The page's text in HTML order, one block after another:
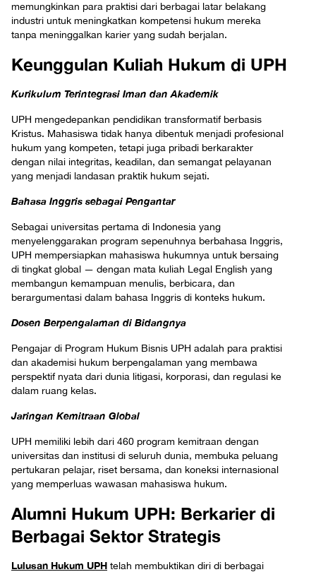
memungkinkan para praktisi dari berbagai latar belakang
industri untuk meningkatkan kompetensi hukum mereka
tanpa meninggalkan karier yang sudah berjalan.
Keunggulan Kuliah Hukum di UPH
Kurikulum Terintegrasi Iman dan Akademik
UPH mengedepankan pendidikan transformatif berbasis
Kristus. Mahasiswa tidak hanya dibentuk menjadi profesional
hukum yang kompeten, tetapi juga pribadi berkarakter
dengan nilai integritas, keadilan, dan semangat pelayanan
yang menjadi landasan praktik hukum sejati.
Bahasa Inggris sebagai Pengantar
Sebagai universitas pertama di Indonesia yang
menyelenggarakan program sepenuhnya berbahasa Inggris,
UPH mempersiapkan mahasiswa hukumnya untuk bersaing
di tingkat global — dengan mata kuliah Legal English yang
membangun kemampuan menulis, berbicara, dan
berargumentasi dalam bahasa Inggris di konteks hukum.
Dosen Berpengalaman di Bidangnya
Pengajar di Program Hukum Bisnis UPH adalah para praktisi
dan akademisi hukum berpengalaman yang membawa
perspektif nyata dari dunia litigasi, korporasi, dan regulasi ke
dalam ruang kelas.
Jaringan Kemitraan Global
UPH memiliki lebih dari 460 program kemitraan dengan
universitas dan institusi di seluruh dunia, membuka peluang
pertukaran pelajar, riset bersama, dan koneksi internasional
yang memperluas wawasan mahasiswa hukum.
Alumni Hukum UPH: Berkarier di
Berbagai Sektor Strategis
Lulusan Hukum UPH telah membuktikan diri di berbagai